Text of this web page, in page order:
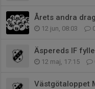
Årets andra
12 jun, 08:03
Äspereds IF
12 maj, 17:15
Västgötaloppet